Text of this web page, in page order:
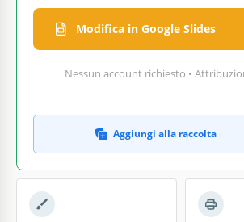
Modifica in Google Slides
Nessun account richiesto •
Aggiungi alla raccolta